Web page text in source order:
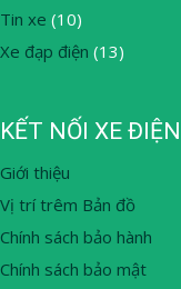
Tin xe (10)
Xe đạp điện (13)
KẾT NỐI XE
Giới thiệu
Vị trí trêm Bản đồ
Chính sách bảo hành
Chính sách bảo mật